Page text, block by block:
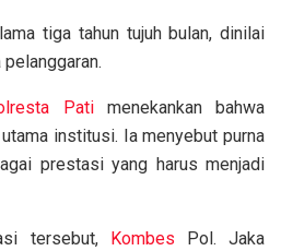
tiga tahun tujuh bulan, dinilai
Patimenekankan bahwa
institusi. Ia menyebut purna
prestasi yang harus menjadi
tersebut, Kombes Pol. Jaka